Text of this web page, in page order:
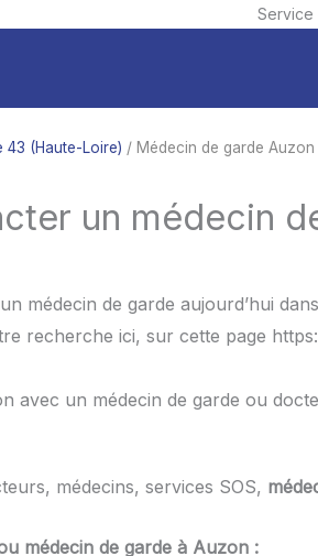
Service
43 (Haute-Loire) / Médecin de garde Auzon
un médecin
médecin de garde aujourd’hui
recherche ici, sur cette page
avec un médecin de garde ou
médecins, services SOS,
médecin de garde à Auzon :